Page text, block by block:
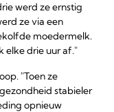
werd ze ernstig
ze via een
moedermelk.
elke drie uur af."
"Toen ze
stabieler
opnieuw